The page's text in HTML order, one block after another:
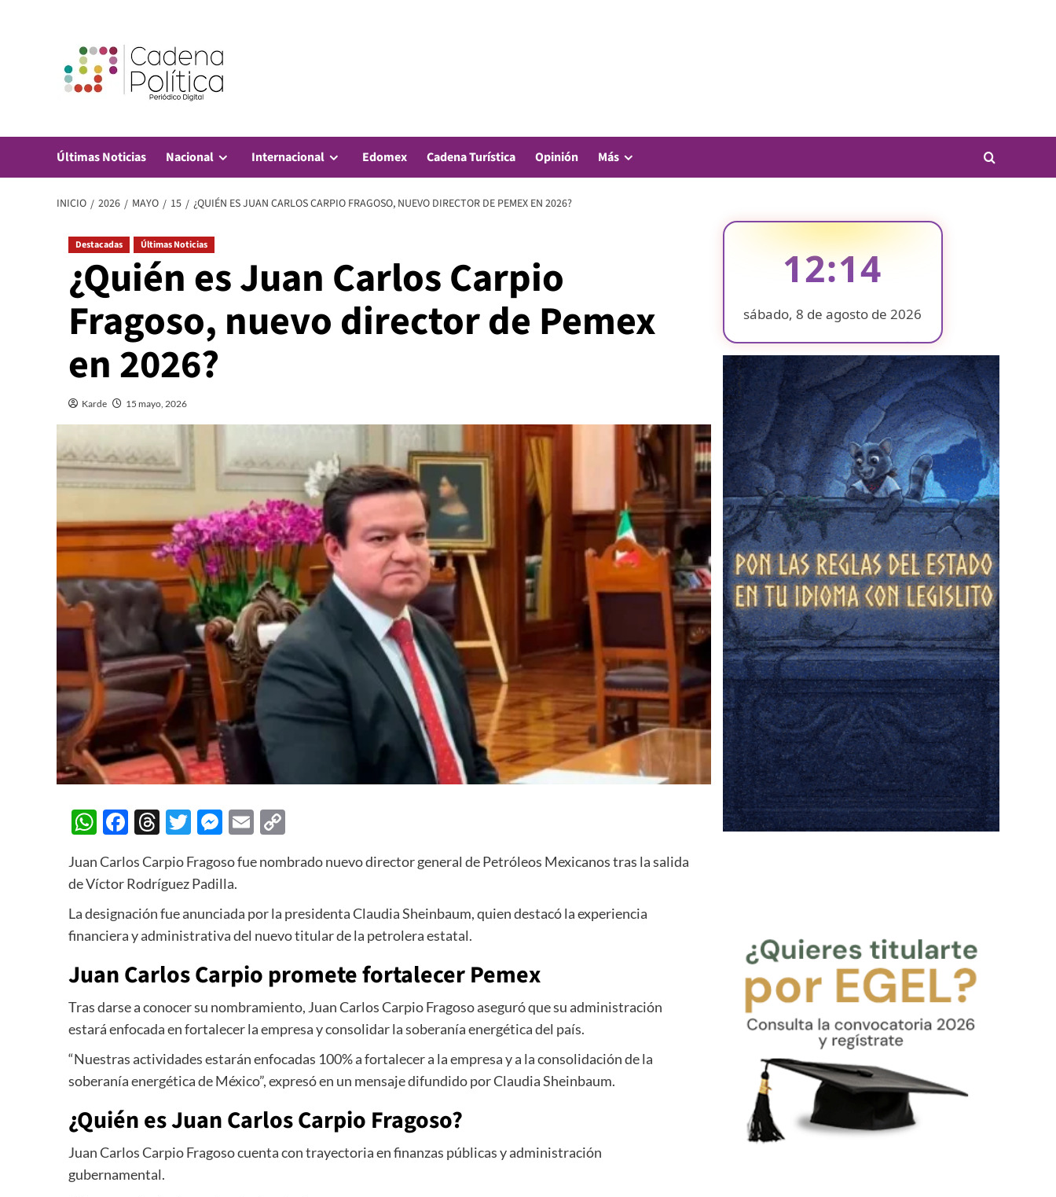
Últimas Noticias Nacional Internacional Edomex Cadena Turística Opinión Más
INICIO 2026 MAYO 15 ¿QUIÉN ES JUAN CARLOS CARPIO FRAGOSO, NUEVO DIRECTOR DE PEMEX EN 2026?
Destacadas Últimas Noticias
¿Quién es Juan Carlos Carpio
Fragoso, nuevo director de Pemex
en 2026?
Karde 15 mayo, 2026
WhatsApp
Facebook
Threads
Twitter
Messenger
Email
Juan Carlos Carpio Fragosofue nombrado nuevo director general dePetróleos Mexicanostras la salida
deVíctor Rodríguez Padilla.
La designación fue anunciada por la presidentaClaudia Sheinbaum, quien destacó la experiencia
financiera y administrativa del nuevo titular de la petrolera estatal.
Juan Carlos Carpio promete fortalecer Pemex
Tras darse a conocer su nombramiento, Juan Carlos Carpio Fragoso aseguró que su administración
estará enfocada en fortalecer la empresa y consolidar la soberanía energética del país.
“Nuestras actividades estarán enfocadas 100% a fortalecer a la empresa y a la consolidación de la
soberanía energética de México”, expresó en un mensaje difundido por Claudia Sheinbaum.
¿Quién es Juan Carlos Carpio Fragoso?
Juan Carlos Carpio Fragoso cuenta con trayectoria en finanzas públicas y administración
gubernamental.
12:14
sábado, 8 de agosto de 2026
❄
❄
❄
❄
❄
❄
❄
❄